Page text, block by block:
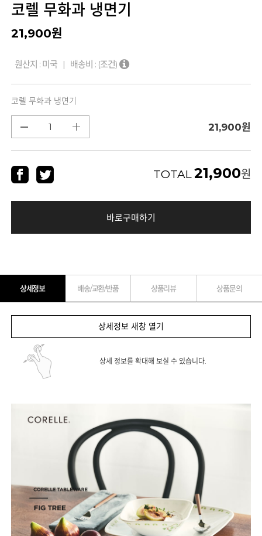
코렐 무화과 냉면기
21,900원
원산지 : 미국 | 배송비 : (조건)
코렐 무화과 냉면기
21,900원
TOTAL21,900원
바로구매하기
상세정보 배송/교환/반품 상품리뷰 상품문의
상세정보 새창 열기
상세 정보를 확대해 보실 수 있습니다.